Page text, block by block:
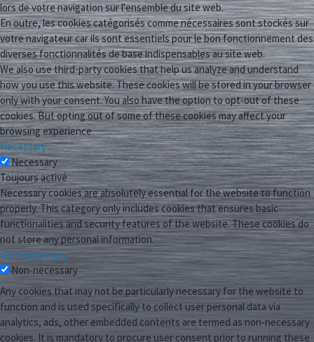
lors de votre navigation sur l'ensemble du site web.
En outre, les cookies catégorisés comme nécessaires sont stockés sur
votre navigateur car ils sont essentiels pour le bon fonctionnement des
diverses fonctionnalités de base indispensables au site web.
We also use third-party cookies that help us analyze and understand
how you use this website. These cookies will be stored in your browser
only with your consent. You also have the option to opt-out of these
cookies. But opting out of some of these cookies may affect your
browsing experience.
Necessary
Necessary
Toujours activé
Necessary cookies are absolutely essential for the website to function
properly. This category only includes cookies that ensures basic
functionalities and security features of the website. These cookies do
not store any personal information.
Non-necessary
Non-necessary
Any cookies that may not be particularly necessary for the website to
function and is used specifically to collect user personal data via
analytics, ads, other embedded contents are termed as non-necessary
cookies. It is mandatory to procure user consent prior to running these